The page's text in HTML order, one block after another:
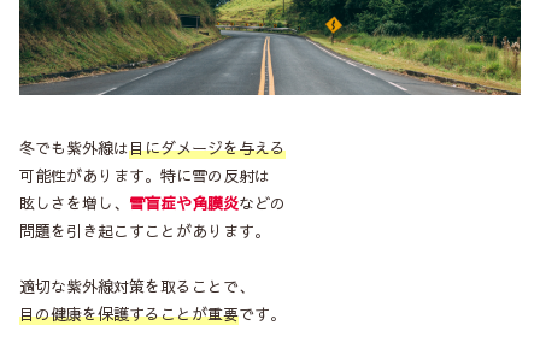
冬でも紫外線は目にダメージを与える
可能性があります。特に雪の反射は
眩しさを増し、 雪盲症や角膜炎などの
問題を引き起こすことがあります。
適切な紫外線対策を取ることで、
目の健康を保護することが重要です。